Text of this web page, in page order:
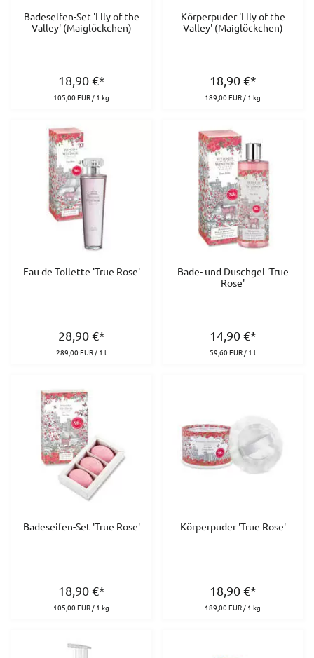
Badeseifen-Set 'Lily of the
Valley' (Maiglöckchen)
18,90€*
105,00 EUR / 1 kg
Körperpuder 'Lily of the
Valley' (Maiglöckchen)
18,90€*
189,00 EUR / 1 kg
Eau de Toilette 'True Rose'
28,90€*
289,00 EUR / 1 l
Bade- und Duschgel 'True
Rose'
14,90€*
59,60 EUR / 1 l
Badeseifen-Set 'True Rose'
18,90€*
105,00 EUR / 1 kg
Körperpuder 'True Rose'
18,90€*
189,00 EUR / 1 kg